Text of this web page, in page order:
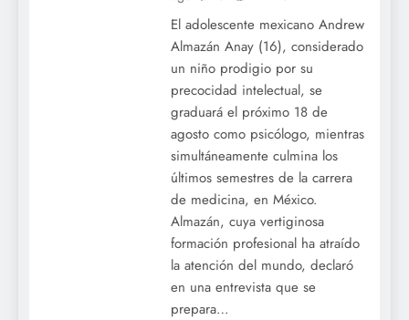
El adolescente mexicano Andrew
Almazán Anay (16), considerado
un niño prodigio por su
precocidad intelectual, se
graduará el próximo 18 de
agosto como psicólogo, mientras
simultáneamente culmina los
últimos semestres de la carrera
de medicina, en México.
Almazán, cuya vertiginosa
formación profesional ha atraído
la atención del mundo, declaró
en una entrevista que se
prepara…